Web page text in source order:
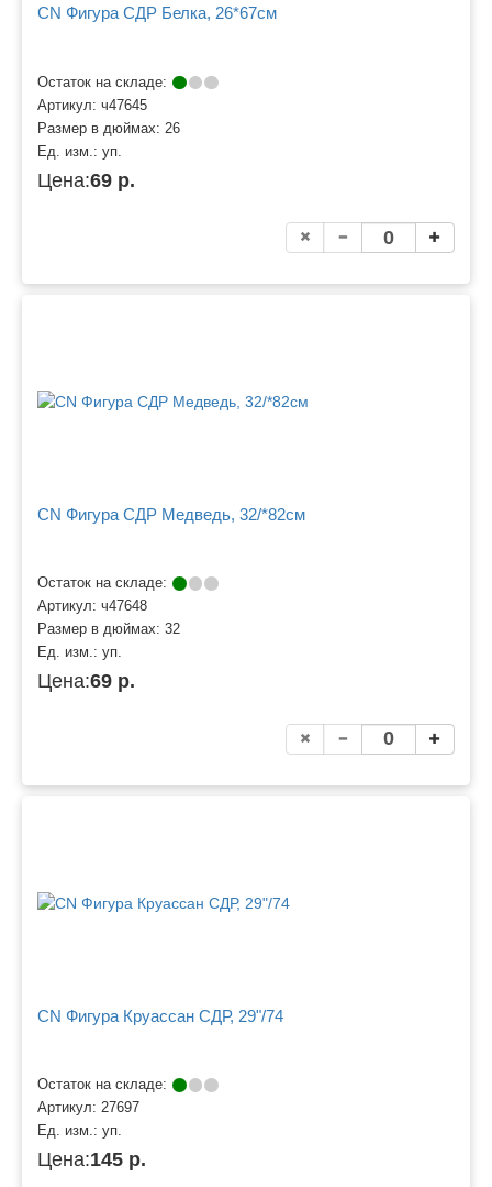
CN Фигура СДР Белка, 26*67см
Остаток на складе:
Артикул: ч47645
Размер в дюймах: 26
Ед. изм.: уп.
Цена:69 р.
CN Фигура СДР Медведь, 32/*82см
Остаток на складе:
Артикул: ч47648
Размер в дюймах: 32
Ед. изм.: уп.
Цена:69 р.
CN Фигура Круассан СДР, 29"/74
Остаток на складе:
Артикул: 27697
Ед. изм.: уп.
Цена:145 р.